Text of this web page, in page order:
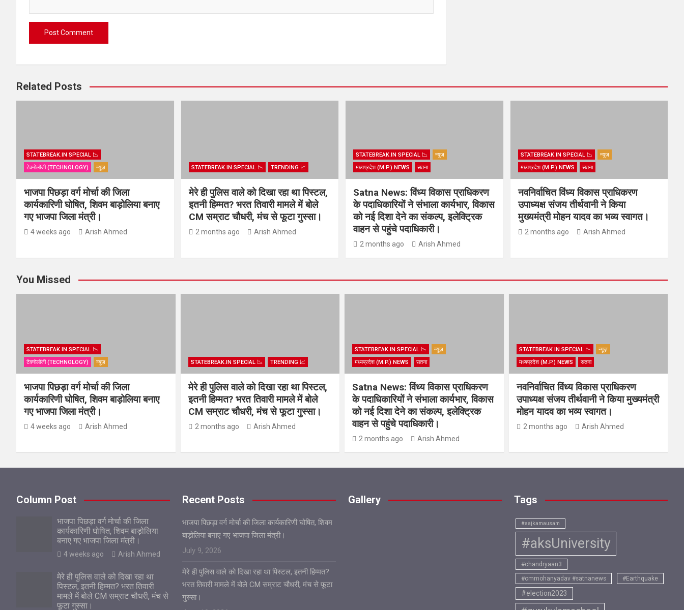
Related Posts
STATEBREAK.IN SPECIAL 📉
टेक्नोलॉजी (TECHNOLOGY)
न्यूज़
भाजपा पिछड़ा वर्ग मोर्चा की जिला
कार्यकारिणी घोषित, शिवम बाड़ोलिया बनाए
गए भाजपा जिला मंत्री।
4 weeks ago Arish Ahmed
STATEBREAK.IN SPECIAL 📉 TRENDING 📈
मेरे ही पुलिस वाले को दिखा रहा था पिस्टल,
इतनी हिम्मत? भरत तिवारी मामले में बोले
CM सम्राट चौधरी, मंच से फूटा गुस्सा।
2 months ago Arish Ahmed
STATEBREAK.IN SPECIAL 📉
न्यूज़
मध्यप्रदेश (M.P.) NEWS
सतना
Satna News: विंध्य विकास प्राधिकरण
के पदाधिकारियों ने संभाला कार्यभार, विकास
को नई दिशा देने का संकल्प, इलेक्ट्रिक
वाहन से पहुंचे पदाधिकारी।
2 months ago Arish Ahmed
STATEBREAK.IN SPECIAL 📉
न्यूज़
मध्यप्रदेश (M.P.) NEWS
सतना
नवनिर्वाचित विंध्य विकास प्राधिकरण
उपाध्यक्ष संजय तीर्थवानी ने किया
मुख्यमंत्री मोहन यादव का भव्य स्वागत।
2 months ago Arish Ahmed
You Missed
STATEBREAK.IN SPECIAL 📉
टेक्नोलॉजी (TECHNOLOGY)
न्यूज़
भाजपा पिछड़ा वर्ग मोर्चा की जिला
कार्यकारिणी घोषित, शिवम बाड़ोलिया बनाए
गए भाजपा जिला मंत्री।
4 weeks ago Arish Ahmed
STATEBREAK.IN SPECIAL 📉 TRENDING 📈
मेरे ही पुलिस वाले को दिखा रहा था पिस्टल,
इतनी हिम्मत? भरत तिवारी मामले में बोले
CM सम्राट चौधरी, मंच से फूटा गुस्सा।
2 months ago Arish Ahmed
STATEBREAK.IN SPECIAL 📉
न्यूज़
मध्यप्रदेश (M.P.) NEWS
सतना
Satna News: विंध्य विकास प्राधिकरण
के पदाधिकारियों ने संभाला कार्यभार, विकास
को नई दिशा देने का संकल्प, इलेक्ट्रिक
वाहन से पहुंचे पदाधिकारी।
2 months ago Arish Ahmed
STATEBREAK.IN SPECIAL 📉
न्यूज़
मध्यप्रदेश (M.P.) NEWS
सतना
नवनिर्वाचित विंध्य विकास प्राधिकरण
उपाध्यक्ष संजय तीर्थवानी ने किया मुख्यमंत्री
मोहन यादव का भव्य स्वागत।
2 months ago Arish Ahmed
Column Post
भाजपा पिछड़ा वर्ग मोर्चा की जिला
कार्यकारिणी घोषित, शिवम बाड़ोलिया
बनाए गए भाजपा जिला मंत्री।
4 weeks ago Arish Ahmed
मेरे ही पुलिस वाले को दिखा रहा था
पिस्टल, इतनी हिम्मत? भरत तिवारी
मामले में बोले CM सम्राट चौधरी, मंच से
फूटा गुस्सा।
Recent Posts
भाजपा पिछड़ा वर्ग मोर्चा की जिला कार्यकारिणी घोषित, शिवम
बाड़ोलिया बनाए गए भाजपा जिला मंत्री।
July 9, 2026
मेरे ही पुलिस वाले को दिखा रहा था पिस्टल, इतनी हिम्मत?
भरत तिवारी मामले में बोले CM सम्राट चौधरी, मंच से फूटा
गुस्सा।
Gallery Tags
#aajkamausam
#aksUniversity
#chandryaan3
#cmmohanyadav #satnanews
#Earthquake
#election2023